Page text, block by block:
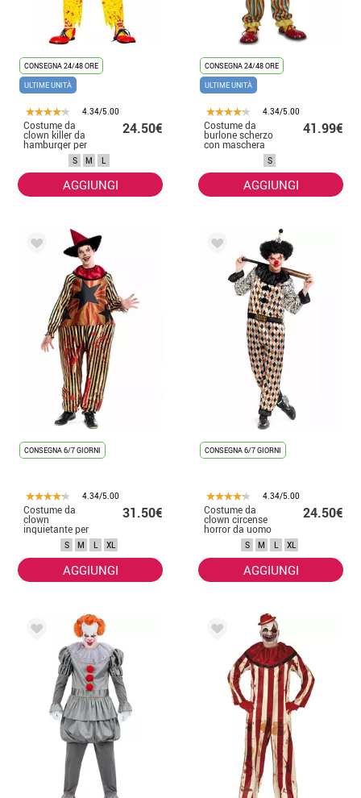
CONSEGNA 24/48 ORE
ULTIME UNITÀ
4.34/5.00
Costume da
clown killer da
hamburger per
24.50€
S M L
AGGIUNGI
CONSEGNA 24/48 ORE
ULTIME UNITÀ
4.34/5.00
Costume da
burlone scherzo
con maschera
41.99€
S
AGGIUNGI
CONSEGNA 6/7 GIORNI
4.34/5.00
Costume da
clown
inquietante per
uomo
31.50€
S M L XL
AGGIUNGI
CONSEGNA 6/7 GIORNI
4.34/5.00
Costume da
clown circense
horror da uomo
24.50€
S M L XL
AGGIUNGI